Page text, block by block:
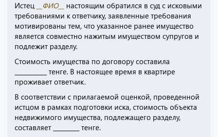
Истец
__ФИО__
настоящим обратился в суд с исковыми
требованиями к ответчику, заявленные требования
мотивированы тем, что указанное ранее имущество
является совместно нажитым имуществом супругов и
подлежит разделу.
Стоимость имущества по договору составила
___________ тенге. В настоящее время в квартире
проживает ответчик.
В соответствии с прилагаемой оценкой, проведенной
истцом в рамках подготовки иска, стоимость объекта
недвижимого имущества, подлежащего разделу,
составляет _________ тенге.